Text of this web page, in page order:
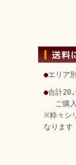
●エリア
●合計
ご購入
※粋々シ
なります